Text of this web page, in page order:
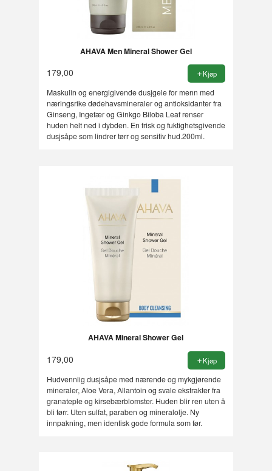
AHAVA Men Mineral Shower Gel
179,00 Kjøp
Maskulin og energigivende dusjgele for menn med
næringsrike dødehavsmineraler og antioksidanter fra
Ginseng, Ingefær og Ginkgo Biloba Leaf renser
huden helt ned i dybden. En frisk og fuktighetsgivende
dusjsåpe som lindrer tørr og sensitiv hud.200ml.
AHAVA Mineral Shower Gel
179,00 Kjøp
Hudvennlig dusjsåpe med nærende og mykgjørende
mineraler, Aloe Vera, Allantoin og svale ekstrakter fra
granateple og kirsebærblomster. Huden blir ren uten å
bli tørr. Uten sulfat, paraben og mineralolje. Ny
innpakning, men identisk gode formula som før.